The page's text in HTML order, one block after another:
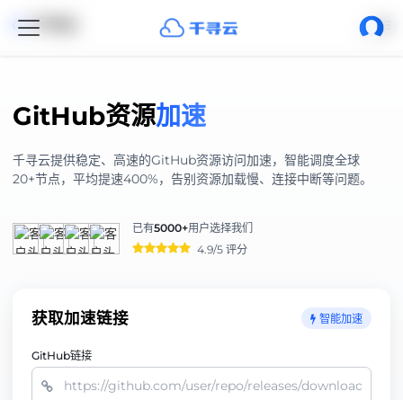
千寻云
GitHub资源加速
千寻云提供稳定、高速的GitHub资源访问加速，智能调度全球
20+节点，平均提速400%，告别资源加载慢、连接中断等问题。
已有5000+用户选择我们
4.9/5 评分
获取加速链接 智能加速
GitHub链接